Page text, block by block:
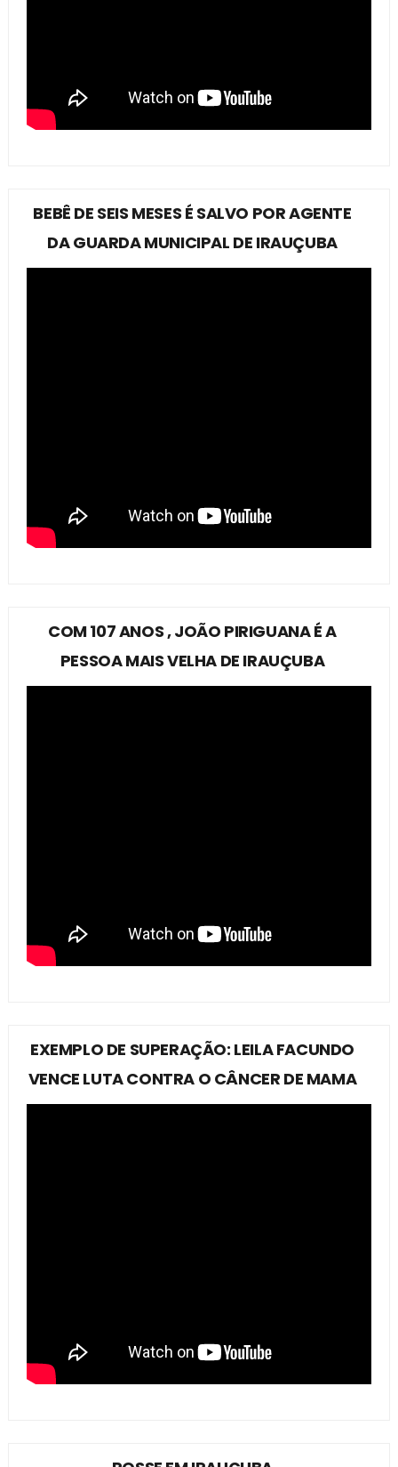
BEBÊ DE SEIS MESES É SALVO POR AGENTE
DA GUARDA MUNICIPAL DE IRAUÇUBA
COM 107 ANOS , JOÃO PIRIGUANA É A
PESSOA MAIS VELHA DE IRAUÇUBA
EXEMPLO DE SUPERAÇÃO: LEILA FACUNDO
VENCE LUTA CONTRA O CÂNCER DE MAMA